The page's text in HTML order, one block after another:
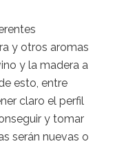
y otros aromas
y la madera a
esto, entre
claro el perfil
y tomar
serán nuevas o